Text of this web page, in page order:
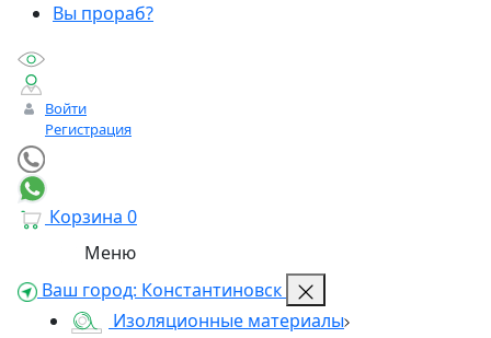
Вы прораб?
Войти
Регистрация
Корзина 0
Меню
Ваш город: Константиновск
Изоляционные материалы